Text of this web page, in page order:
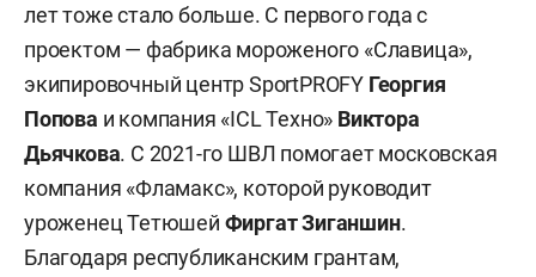
лет тоже стало больше. С первого года с
проектом — фабрика мороженого «Славица»,
экипировочный центр SportPROFY Георгия
Попова и компания «ICL Техно» Виктора
Дьячкова. С 2021-го ШВЛ помогает московская
компания «Фламакс», которой руководит
уроженец Тетюшей ФиргатЗиганшин.
Благодаря республиканским грантам,